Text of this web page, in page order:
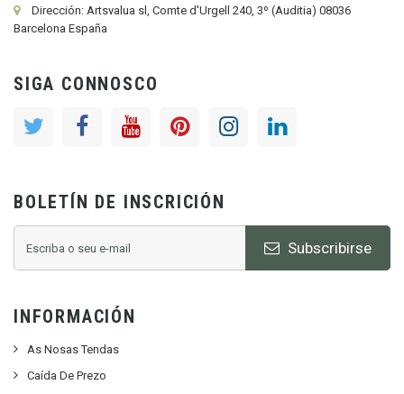
Dirección: Artsvalua sl, Comte d'Urgell 240, 3º (Auditia) 08036
Barcelona España
SIGA CONNOSCO
BOLETÍN DE INSCRICIÓN
Subscribirse
INFORMACIÓN
As Nosas Tendas
Caída De Prezo